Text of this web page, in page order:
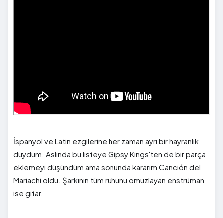
İspanyol ve Latin ezgilerine her zaman ayrı bir hayranlık
duydum. Aslında bu listeye Gipsy Kings'ten de bir parça
eklemeyi düşündüm ama sonunda kararım Canción del
Mariachi oldu. Şarkının tüm ruhunu omuzlayan enstrüman
ise gitar.